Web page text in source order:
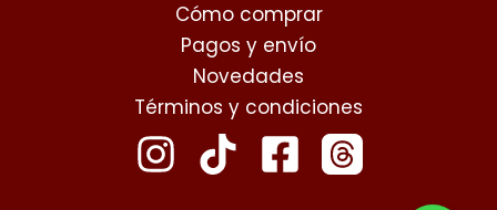
Cómo comprar
Pagos y envío
Novedades
Términos y condiciones